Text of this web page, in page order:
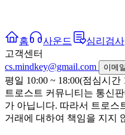
홈 사운드 심리검사
고객센터
cs.mindkey@gmail.com
이메
평일 10:00 ~ 18:00(점심시
트로스트 커뮤니티는 통신
가 아닙니다. 따라서 트로스
거래에 대하여 책임을 지지